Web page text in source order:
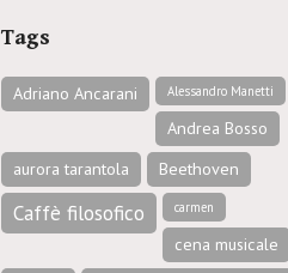
Tags
Adriano Ancarani Alessandro Manetti
Andrea Bosso
aurora tarantola
Beethoven
Caffè filosofico carmen
cena musicale